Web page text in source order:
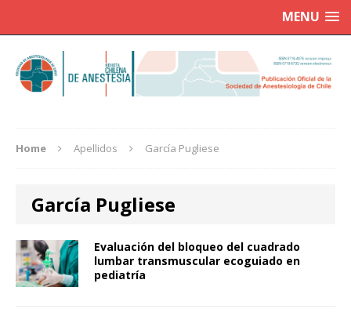
MENU
Home Apellidos García Pugliese
García Pugliese
Evaluación del bloqueo del cuadrado
lumbar transmuscular ecoguiado en
pediatría